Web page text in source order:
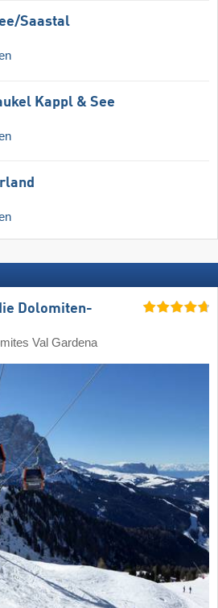
​Saastal
Kappl & See
Dolomiten-
Val Gardena